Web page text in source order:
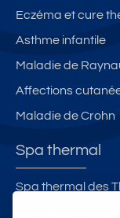
Eczéma et cure
Asthme infantile
Maladie de
Affections
Maladie de Crohn
Spa thermal
Spa thermal des